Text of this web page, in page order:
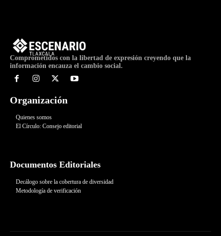
Comprometidos con la libertad de expresión creyendo que la
información encauza el cambio social.
Organización
Quienes somos
El Círculo: Consejo editorial
Documentos Editoriales
Decálogo sobre la cobertura de diversidad
Metodología de verificación